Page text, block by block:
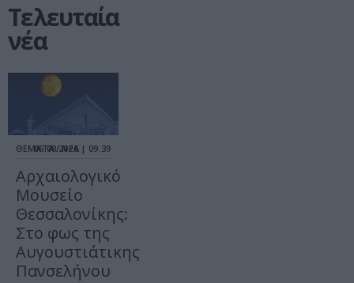
Τελευταία
νέα
ΘΕΜΑΤΑ / ΝΕΑ
06.08.2026 | 09.39
Αρχαιολογικό
Μουσείο
Θεσσαλονίκης:
Στο φως της
Αυγουστιάτικης
Πανσελήνου